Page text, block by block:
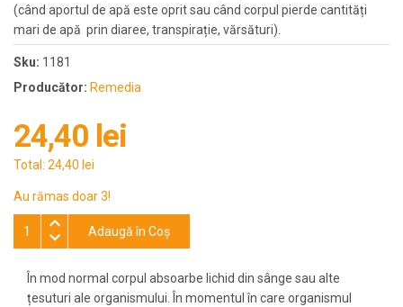
(când aportul de apă este oprit sau când corpul pierde cantități
mari de apă prin diaree, transpirație, vărsături).
Sku: 1181
Producător: Remedia
24,40 lei
Total: 24,40 lei
Au rămas doar 3!
Adaugă în Coş
În mod normal corpul absoarbe lichid din sânge sau alte
țesuturi ale organismului. În momentul în care organismul